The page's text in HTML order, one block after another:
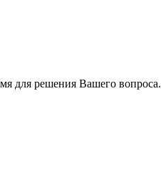
для решения Вашего вопроса.